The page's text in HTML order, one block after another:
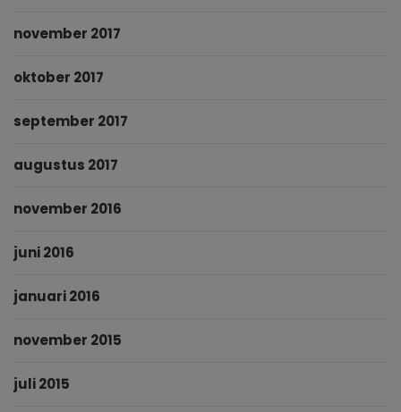
november 2017
oktober 2017
september 2017
augustus 2017
november 2016
juni 2016
januari 2016
november 2015
juli 2015